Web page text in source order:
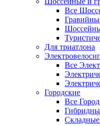
Все
Для триатлона
Все
Городские
Все